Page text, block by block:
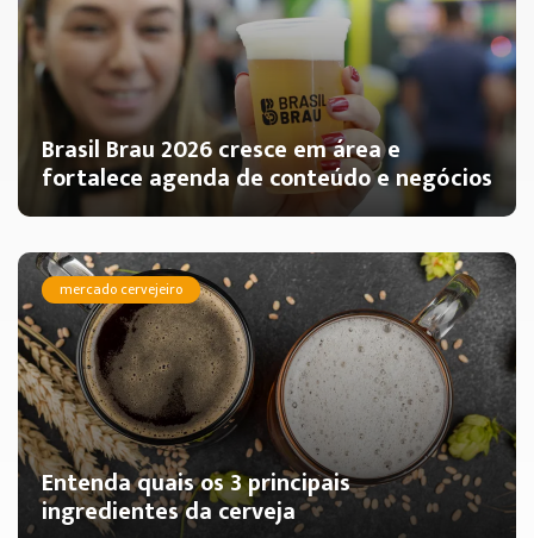
Brasil Brau 2026 cresce em área e
fortalece agenda de conteúdo e negócios
mercado cervejeiro
Entenda quais os 3 principais
ingredientes da cerveja